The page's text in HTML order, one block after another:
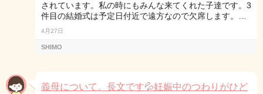
されています。私の時にもみんな来てくれた子達です。3
件目の結婚式は予定日付近で遠方なので欠席します。…
4月27日
SHIMO
義母について。長文です💦妊娠中のつわりがひど